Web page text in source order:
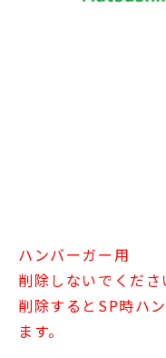
ハンバーガー用
削除しないでくださ
削除するとSP時ハ
ます。